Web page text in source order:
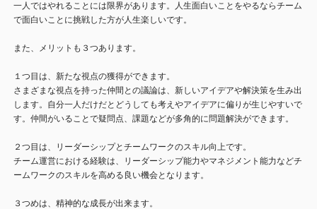
一人ではやれることには限界があります。人生面白いことをやるならチーム
で面白いことに挑戦した方が人生楽しいです。
また、メリットも３つあります。
１つ目は、新たな視点の獲得ができます。
さまざまな視点を持った仲間との議論は、新しいアイデアや解決策を生み出
します。自分一人だけだとどうしても考えやアイデアに偏りが生じやすいで
す。仲間がいることで疑問点、課題などが多角的に問題解決ができます。
２つ目は、リーダーシップとチームワークのスキル向上です。
チーム運営における経験は、リーダーシップ能力やマネジメント能力などチ
ームワークのスキルを高める良い機会となります。
３つめは、精神的な成長が出来ます。